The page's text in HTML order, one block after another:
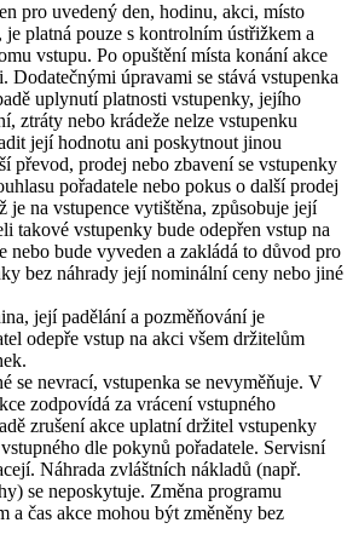
pro uvedený den, hodinu, akci, místo
je platná pouze s kontrolním ústřižkem a
vstupu. Po opuštění místa konání akce
Dodatečnými úpravami se stává vstupenka
uplynutí platnosti vstupenky, jejího
ztráty nebo krádeže nelze vstupenku
její hodnotu ani poskytnout jinou
převod, prodej nebo zbavení se vstupenky
pořadatele nebo pokus o další prodej
je na vstupence vytištěna, způsobuje její
takové vstupenky bude odepřen vstup na
nebo bude vyveden a zakládá to důvod pro
bez náhrady její nominální ceny nebo jiné
její padělání a pozměňování je
odepře vstup na akci všem držitelům
se nevrací, vstupenka se nevyměňuje. V
zodpovídá za vrácení vstupného
zrušení akce uplatní držitel vstupenky
dle pokynů pořadatele. Servisní
Náhrada zvláštních nákladů (např.
se neposkytuje. Změna programu
a čas akce mohou být změněny bez